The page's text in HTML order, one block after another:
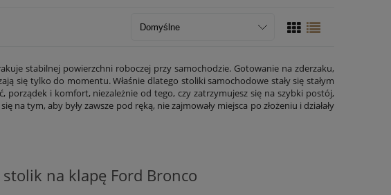
stabilnej powierzchni roboczej przy samochodzie. Gotowanie na zderzaku,
się tylko do momentu. Właśnie dlatego stoliki samochodowe stały się stałym
i komfort, niezależnie od tego, czy zatrzymujesz się na szybki postój,
tym, aby były zawsze pod ręką, nie zajmowały miejsca po złożeniu i działały
stolik na klapę Ford Bronco